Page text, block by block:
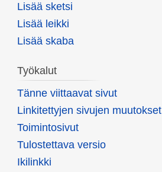
Lisää sketsi
Lisää leikki
Lisää skaba
Työkalut
Tänne viittaavat sivut
Linkitettyjen sivujen muutokset
Toimintosivut
Tulostettava versio
Ikilinkki